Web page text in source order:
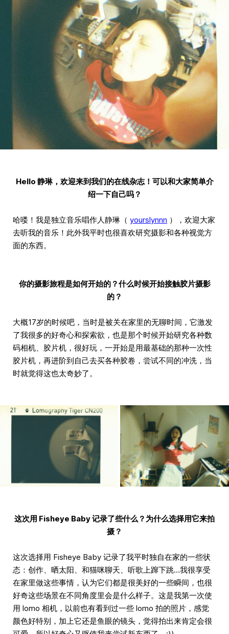
Hello 静琳，欢迎来到我们的在线杂志！可以和大家简单介
绍一下自己吗？
哈喽！我是独立音乐唱作人静琳（ yourslynnn ），欢迎大家
去听我的音乐！此外我平时也很喜欢研究摄影和各种视觉方
面的东西。
你的摄影旅程是如何开始的？什么时候开始接触胶片摄影
的？
大概17岁的时候吧，当时是被关在家里的无聊时间，它激发
了我很多的好奇心和探索欲，也是那个时候开始研究各种数
码相机、胶片机，很好玩，一开始是用最基础的那种一次性
胶片机，再进阶到自己去买各种胶卷，尝试不同的冲洗，当
时就觉得这也太奇妙了。
这次用 Fisheye Baby 记录了些什么？为什么选择用它来拍
摄？
这次选择用 Fisheye Baby 记录了我平时独自在家的一些状
态：创作、晒太阳、和猫咪聊天、听歌上蹿下跳…我很享受
在家里做这些事情，认为它们都是很美好的一些瞬间，也很
好奇这些场景在不同角度里会是什么样子。这是我第一次使
用 lomo 相机，以前也有看到过一些 lomo 拍的照片，感觉
颜色好特别，加上它还是鱼眼的镜头，觉得拍出来肯定会很